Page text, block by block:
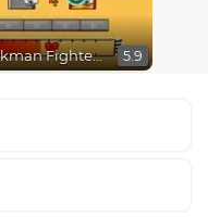
Stickman Fighter Epic Battles 5.9